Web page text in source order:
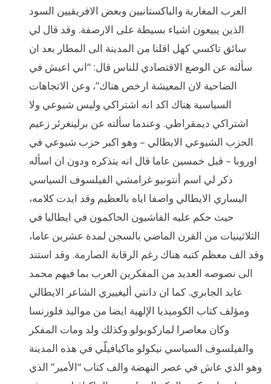
العرب المغاربة والباكستانيين وبعض الافريقيين السود
الذين يبيعون اشياء بسيطة على الارصفة. وقد قال لي
سائق تاكسي كهل اقلنا من المدينة الى المطار بعد ان
سألته عن الوضع الاقتصادي للناس قال: “اني اعيش في
الضاحية لان المعيشة ارخص هناك”، وعن الاتجاهات
السياسية هناك اكد انه اشتراكي وليس شيوعي ولا
اشتراكي ديمقراطي. وعندما سألته عن برلينغرئر زعيم
الحزب الشيوعي الايطالي – وهو اكبر حزب شيوعي في
اوروبا – قبل خمسين عاما قال انه يتذكره ودون ان اسأله
ذكر لي اسم أنتونيو غرامشي الفيلسوف السياسي
اليساري الايطالي واصفا اياه بالعظيم وقد ايدت كلامه،
حيث حكم عليه الفاشيون الحاكمون في ايطاليا في
الثلاثينيات من القرن الماضي بالسجن لمدة عشرين عاما،
وقد الف معظم كتبه هناك رغم الرقابة الصارمة. وقد استند
الى نصوصه العديد من المفكرين العرب بما فيهم محمد
عابد الجابري. كما ان دانتي أليغييري الشاعر الايطالي
ومؤلف كتاب الكوميديا الإلهية ايضا من مواليد فلورنسا
وكان معاصرا لماركوبولو.وكذلك ولد ومات المفكر
والفيلسوف السياسي نيكولو ماكيافيلّي في هذه المدينة
وهو الذي عاش في عصر النهضة والف كتاب “الأمير” الذي